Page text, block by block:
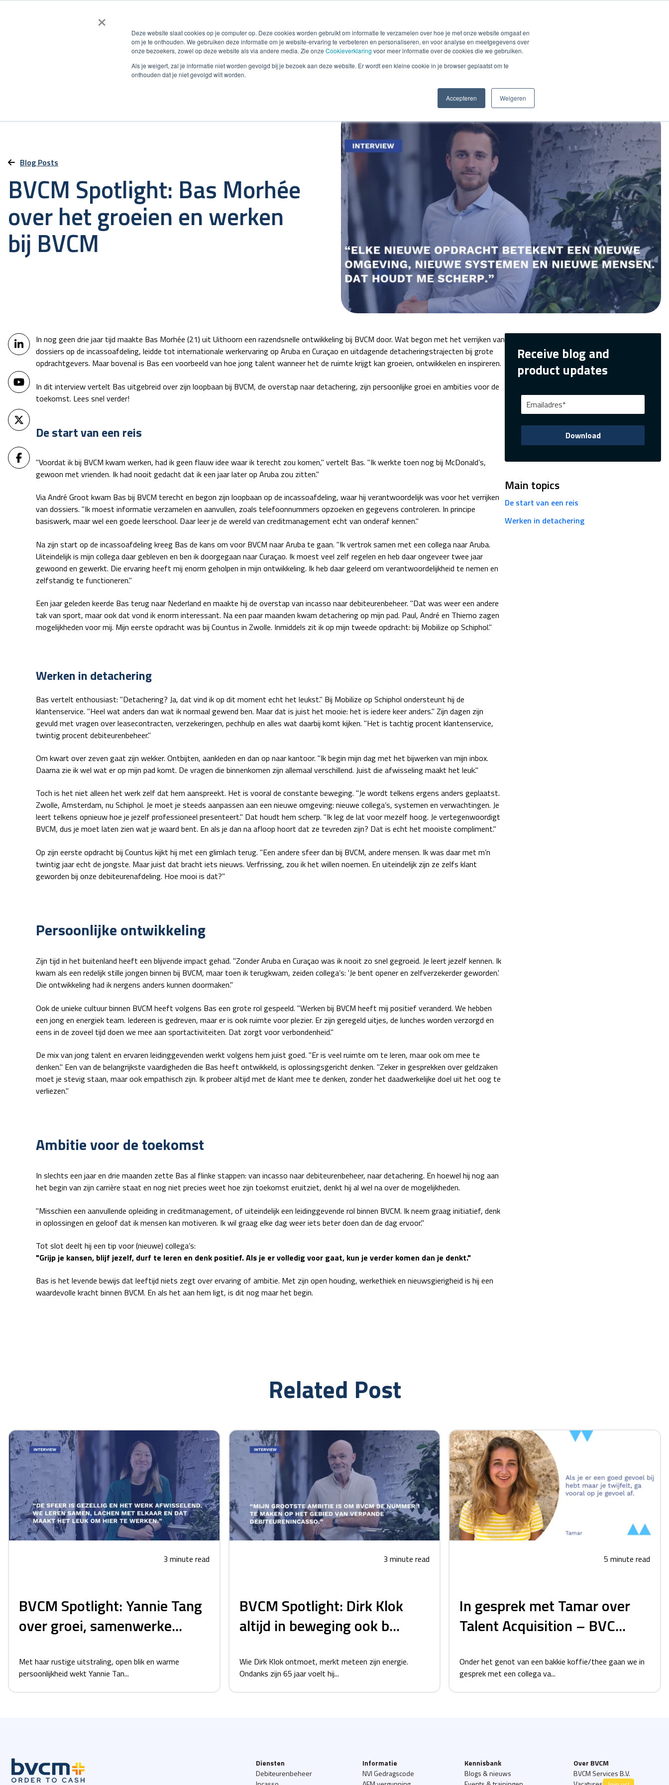
×
Deze website slaat cookies op je computer op. Deze cookies worden gebruikt om informatie te verzamelen over hoe je met onze website omgaat en
om je te onthouden. We gebruiken deze informatie om je website-ervaring te verbeteren en personaliseren, en voor analyse en meetgegevens over
onze bezoekers, zowel op deze website als via andere media. Zie onze Cookieverklaring voor meer informatie over de cookies die we gebruiken.
Als je weigert, zal je informatie niet worden gevolgd bij je bezoek aan deze website. Er wordt een kleine cookie in je browser geplaatst om te
onthouden dat je niet gevolgd wilt worden.
Accepteren Weigeren
Smart e-Invoicing Debiteurenbeheer Incasso Detachering Solutions Over BVCM
Blog Posts
BVCM Spotlight: Bas Morhée
over het groeien en werken
bij BVCM
In nog geen drie jaar tijd maakte Bas Morhée (21) uit Uithoorn een razendsnelle ontwikkeling bij BVCM door. Wat begon met het verrijken van
dossiers op de incassoafdeling, leidde tot internationale werkervaring op Aruba en Curaçao en uitdagende detacheringstrajecten bij grote
opdrachtgevers. Maar bovenal is Bas een voorbeeld van hoe jong talent wanneer het de ruimte krijgt kan groeien, ontwikkelen en inspireren.
In dit interview vertelt Bas uitgebreid over zijn loopbaan bij BVCM, de overstap naar detachering, zijn persoonlijke groei en ambities voor de
toekomst. Lees snel verder!
De start van een reis
"Voordat ik bij BVCM kwam werken, had ik geen flauw idee waar ik terecht zou komen," vertelt Bas. "Ik werkte toen nog bij McDonald’s,
gewoon met vrienden. Ik had nooit gedacht dat ik een jaar later op Aruba zou zitten."
Via André Groot kwam Bas bij BVCM terecht en begon zijn loopbaan op de incassoafdeling, waar hij verantwoordelijk was voor het verrijken
van dossiers. "Ik moest informatie verzamelen en aanvullen, zoals telefoonnummers opzoeken en gegevens controleren. In principe
basiswerk, maar wel een goede leerschool. Daar leer je de wereld van creditmanagement echt van onderaf kennen."
Na zijn start op de incassoafdeling kreeg Bas de kans om voor BVCM naar Aruba te gaan. "Ik vertrok samen met een collega naar Aruba.
Uiteindelijk is mijn collega daar gebleven en ben ik doorgegaan naar Curaçao. Ik moest veel zelf regelen en heb daar ongeveer twee jaar
gewoond en gewerkt. Die ervaring heeft mij enorm geholpen in mijn ontwikkeling. Ik heb daar geleerd om verantwoordelijkheid te nemen en
zelfstandig te functioneren."
Een jaar geleden keerde Bas terug naar Nederland en maakte hij de overstap van incasso naar debiteurenbeheer. "Dat was weer een andere
tak van sport, maar ook dat vond ik enorm interessant. Na een paar maanden kwam detachering op mijn pad. Paul, André en Thiemo zagen
mogelijkheden voor mij. Mijn eerste opdracht was bij Countus in Zwolle. Inmiddels zit ik op mijn tweede opdracht: bij Mobilize op Schiphol."
Werken in detachering
Bas vertelt enthousiast: "Detachering? Ja, dat vind ik op dit moment echt het leukst." Bij Mobilize op Schiphol ondersteunt hij de
klantenservice. "Heel wat anders dan wat ik normaal gewend ben. Maar dat is juist het mooie: het is iedere keer anders." Zijn dagen zijn
gevuld met vragen over leasecontracten, verzekeringen, pechhulp en alles wat daarbij komt kijken. "Het is tachtig procent klantenservice,
twintig procent debiteurenbeheer."
Om kwart over zeven gaat zijn wekker. Ontbijten, aankleden en dan op naar kantoor. "Ik begin mijn dag met het bijwerken van mijn inbox.
Daarna zie ik wel wat er op mijn pad komt. De vragen die binnenkomen zijn allemaal verschillend. Juist die afwisseling maakt het leuk."
Toch is het niet alleen het werk zelf dat hem aanspreekt. Het is vooral de constante beweging. "Je wordt telkens ergens anders geplaatst.
Zwolle, Amsterdam, nu Schiphol. Je moet je steeds aanpassen aan een nieuwe omgeving: nieuwe collega’s, systemen en verwachtingen. Je
leert telkens opnieuw hoe je jezelf professioneel presenteert." Dat houdt hem scherp. "Ik leg de lat voor mezelf hoog. Je vertegenwoordigt
BVCM, dus je moet laten zien wat je waard bent. En als je dan na afloop hoort dat ze tevreden zijn? Dat is echt het mooiste compliment."
Op zijn eerste opdracht bij Countus kijkt hij met een glimlach terug. "Een andere sfeer dan bij BVCM, andere mensen. Ik was daar met m’n
twintig jaar echt de jongste. Maar juist dat bracht iets nieuws. Verfrissing, zou ik het willen noemen. En uiteindelijk zijn ze zelfs klant
geworden bij onze debiteurenafdeling. Hoe mooi is dat?"
Persoonlijke ontwikkeling
Zijn tijd in het buitenland heeft een blijvende impact gehad. "Zonder Aruba en Curaçao was ik nooit zo snel gegroeid. Je leert jezelf kennen. Ik
kwam als een redelijk stille jongen binnen bij BVCM, maar toen ik terugkwam, zeiden collega’s: 'Je bent opener en zelfverzekerder geworden.'
Die ontwikkeling had ik nergens anders kunnen doormaken."
Ook de unieke cultuur binnen BVCM heeft volgens Bas een grote rol gespeeld. "Werken bij BVCM heeft mij positief veranderd. We hebben
een jong en energiek team. Iedereen is gedreven, maar er is ook ruimte voor plezier. Er zijn geregeld uitjes, de lunches worden verzorgd en
eens in de zoveel tijd doen we mee aan sportactiviteiten. Dat zorgt voor verbondenheid."
De mix van jong talent en ervaren leidinggevenden werkt volgens hem juist goed. "Er is veel ruimte om te leren, maar ook om mee te
denken." Een van de belangrijkste vaardigheden die Bas heeft ontwikkeld, is oplossingsgericht denken. "Zeker in gesprekken over geldzaken
moet je stevig staan, maar ook empathisch zijn. Ik probeer altijd met de klant mee te denken, zonder het daadwerkelijke doel uit het oog te
verliezen."
Ambitie voor de toekomst
In slechts een jaar en drie maanden zette Bas al flinke stappen: van incasso naar debiteurenbeheer, naar detachering. En hoewel hij nog aan
het begin van zijn carrière staat en nog niet precies weet hoe zijn toekomst eruitziet, denkt hij al wel na over de mogelijkheden.
"Misschien een aanvullende opleiding in creditmanagement, of uiteindelijk een leidinggevende rol binnen BVCM. Ik neem graag initiatief, denk
in oplossingen en geloof dat ik mensen kan motiveren. Ik wil graag elke dag weer iets beter doen dan de dag ervoor."
Tot slot deelt hij een tip voor (nieuwe) collega’s:
"Grijp je kansen, blijf jezelf, durf te leren en denk positief. Als je er volledig voor gaat, kun je verder komen dan je denkt."
Bas is het levende bewijs dat leeftijd niets zegt over ervaring of ambitie. Met zijn open houding, werkethiek en nieuwsgierigheid is hij een
waardevolle kracht binnen BVCM. En als het aan hem ligt, is dit nog maar het begin.
Receive blog and
product updates
Main topics
De start van een reis
Werken in detachering
Related Post
3 minute read
BVCM Spotlight: Yannie Tang
over groei, samenwerke...
Met haar rustige uitstraling, open blik en warme
persoonlijkheid wekt Yannie Tan...
3 minute read
BVCM Spotlight: Dirk Klok
altijd in beweging ook b...
Wie Dirk Klok ontmoet, merkt meteen zijn energie.
Ondanks zijn 65 jaar voelt hij...
5 minute read
In gesprek met Tamar over
Talent Acquisition – BVC...
Onder het genot van een bakkie koffie/thee gaan we in
gesprek met een collega va...
Diensten
Debiteurenbeheer
Informatie
NVI Gedragscode
Kennisbank
Blogs & nieuws
Over BVCM
BVCM Services B.V.